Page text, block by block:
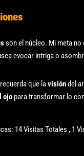
son el núcleo. Mi meta no
evocar intriga o
que lavisióndel
ojo para transformar lo
14 Visitas Totales , 1